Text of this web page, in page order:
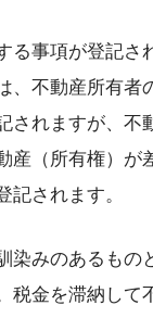
る事項が登記さ
、不動産所有者
されますが、不
産（所有権）が
記されます。
染みのあるもの
税金を滞納して